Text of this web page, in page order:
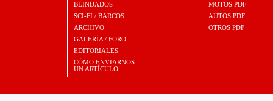
BLINDADOS
SCI-FI / BARCOS
ARCHIVO
GALERÍA / FORO
EDITORIALES
CÓMO ENVIARNOS
UN ARTÍCULO
MOTOS PDF
AUTOS PDF
OTROS PDF